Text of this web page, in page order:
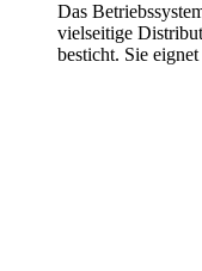
Das
vielseitige
besticht. Sie